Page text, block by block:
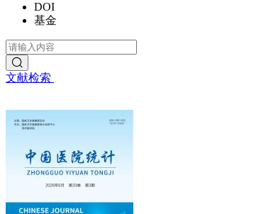
DOI
基金
文献检索